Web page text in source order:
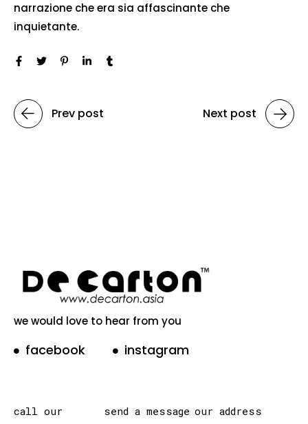
narrazione che era sia affascinante che
inquietante.
Prev post Next post
we would love to hear from you
facebook instagram
call our
send a message our address